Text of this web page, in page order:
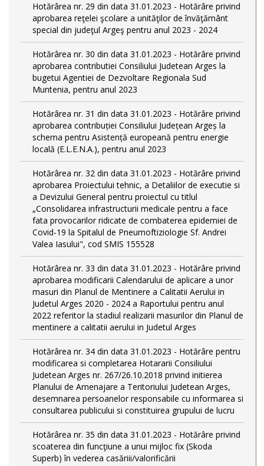
Hotărârea nr. 29 din data 31.01.2023 - Hotărâre privind
aprobarea reţelei şcolare a unităţilor de învăţământ
special din judeţul Argeş pentru anul 2023 - 2024
Hotărârea nr. 30 din data 31.01.2023 - Hotărâre privind
aprobarea contributiei Consiliului Judetean Arges la
bugetui Agentiei de Dezvoltare Regionala Sud
Muntenia, pentru anul 2023
Hotărârea nr. 31 din data 31.01.2023 - Hotărâre privind
aprobarea contribuției Consiliului Județean Argeș la
schema pentru Asistență europeană pentru energie
locală (E.L.E.N.A.), pentru anul 2023
Hotărârea nr. 32 din data 31.01.2023 - Hotărâre privind
aprobarea Proiectului tehnic, a Detaliilor de executie si
a Devizului General pentru proiectul cu titlul
„Consolidarea infrastructurii medicale pentru a face
fata provocarilor ridicate de combaterea epidemiei de
Covid-19 la Spitalul de Pneumoftiziologie Sf. Andrei
Valea Iasului", cod SMIS 155528
Hotărârea nr. 33 din data 31.01.2023 - Hotărâre privind
aprobarea modificarii Calendarului de aplicare a unor
masuri din Planul de Mentinere a Calitatii Aerului in
Judetul Arges 2020 - 2024 a Raportului pentru anul
2022 referitor la stadiul realizarii masurilor din Planul de
mentinere a calitatii aerului in Judetul Arges
Hotărârea nr. 34 din data 31.01.2023 - Hotărâre pentru
modificarea si completarea Hotararii Consiliului
Judetean Arges nr. 267/26.10.2018 privind initierea
Planului de Amenajare a Teritoriului Judetean Arges,
desemnarea persoanelor responsabile cu informarea si
consultarea publicului si constituirea grupului de lucru
Hotărârea nr. 35 din data 31.01.2023 - Hotărâre privind
scoaterea din funcţiune a unui mijloc fix (Skoda
Superb) în vederea casăriii/valorificării